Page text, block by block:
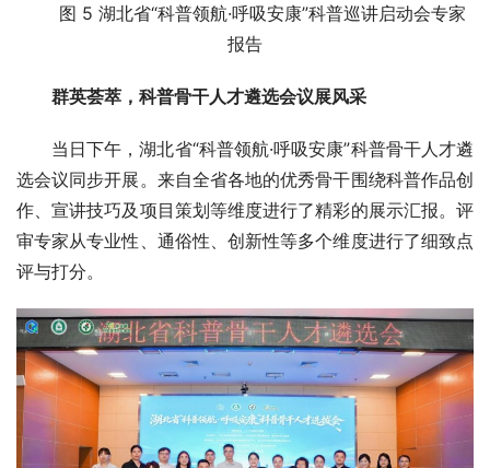
图 5 湖北省“科普领航·呼吸安康”科普巡讲启动会专家
报告
群英荟萃，科普骨干人才遴选会议展风采
当日下午，湖北省“科普领航·呼吸安康”科普骨干人才遴
选会议同步开展。来自全省各地的优秀骨干围绕科普作品创
作、宣讲技巧及项目策划等维度进行了精彩的展示汇报。评
审专家从专业性、通俗性、创新性等多个维度进行了细致点
评与打分。